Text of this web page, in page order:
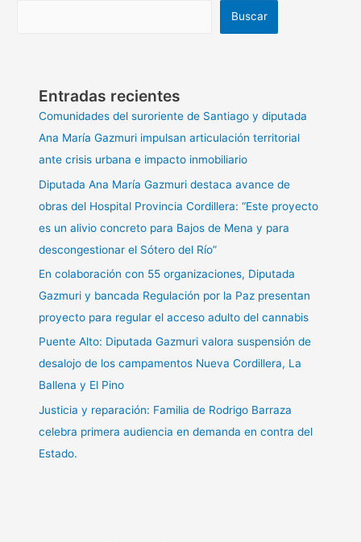
Buscar
Entradas recientes
Comunidades del suroriente de Santiago y diputada
Ana María Gazmuri impulsan articulación territorial
ante crisis urbana e impacto inmobiliario
Diputada Ana María Gazmuri destaca avance de
obras del Hospital Provincia Cordillera: “Este proyecto
es un alivio concreto para Bajos de Mena y para
descongestionar el Sótero del Río”
En colaboración con 55 organizaciones, Diputada
Gazmuri y bancada Regulación por la Paz presentan
proyecto para regular el acceso adulto del cannabis
Puente Alto: Diputada Gazmuri valora suspensión de
desalojo de los campamentos Nueva Cordillera, La
Ballena y El Pino
Justicia y reparación: Familia de Rodrigo Barraza
celebra primera audiencia en demanda en contra del
Estado.